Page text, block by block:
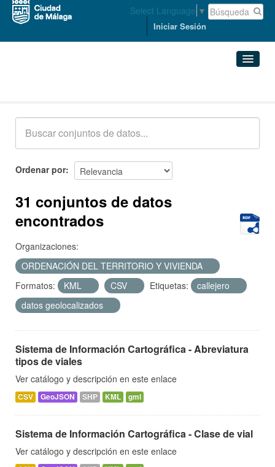
Select Language ▼
Iniciar Sesión
Acerca de
Ordenar por
31 conjuntos de datos
encontrados
Organizaciones:
ORDENACIÓN DEL TERRITORIO Y VIVIENDA
Formatos:
KML CSV Etiquetas:
callejero
datos geolocalizados
Sistema de Información Cartográfica - Abreviatura
tipos de viales
Ver catálogo y descripción en este enlace
CSV GeoJSON SHP KML gml
Sistema de Información Cartográfica - Clase de vial
Ver catálogo y descripción en este enlace